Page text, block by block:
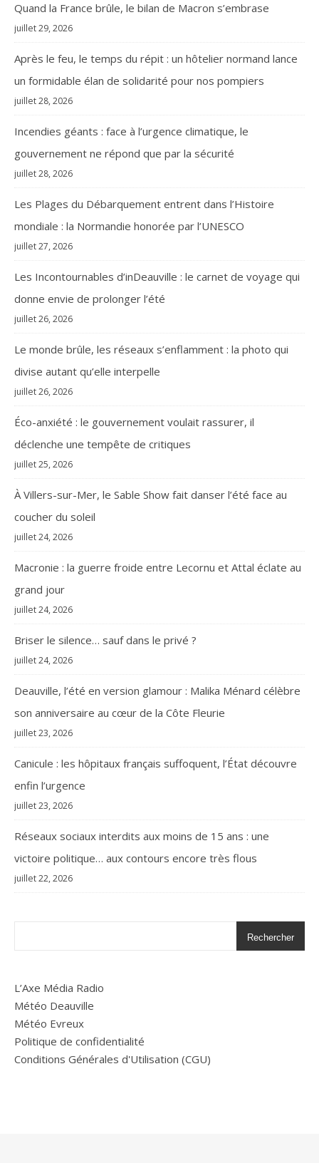
Quand la France brûle, le bilan de Macron s’embrase
juillet 29, 2026
Après le feu, le temps du répit : un hôtelier normand lance
un formidable élan de solidarité pour nos pompiers
juillet 28, 2026
Incendies géants : face à l’urgence climatique, le
gouvernement ne répond que par la sécurité
juillet 28, 2026
Les Plages du Débarquement entrent dans l’Histoire
mondiale : la Normandie honorée par l’UNESCO
juillet 27, 2026
Les Incontournables d’inDeauville : le carnet de voyage qui
donne envie de prolonger l’été
juillet 26, 2026
Le monde brûle, les réseaux s’enflamment : la photo qui
divise autant qu’elle interpelle
juillet 26, 2026
Éco-anxiété : le gouvernement voulait rassurer, il
déclenche une tempête de critiques
juillet 25, 2026
À Villers-sur-Mer, le Sable Show fait danser l’été face au
coucher du soleil
juillet 24, 2026
Macronie : la guerre froide entre Lecornu et Attal éclate au
grand jour
juillet 24, 2026
Briser le silence… sauf dans le privé ?
juillet 24, 2026
Deauville, l’été en version glamour : Malika Ménard célèbre
son anniversaire au cœur de la Côte Fleurie
juillet 23, 2026
Canicule : les hôpitaux français suffoquent, l’État découvre
enfin l’urgence
juillet 23, 2026
Réseaux sociaux interdits aux moins de 15 ans : une
victoire politique… aux contours encore très flous
juillet 22, 2026
Rechercher
L’Axe Média Radio
Météo Deauville
Météo Evreux
Politique de confidentialité
Conditions Générales d'Utilisation (CGU)